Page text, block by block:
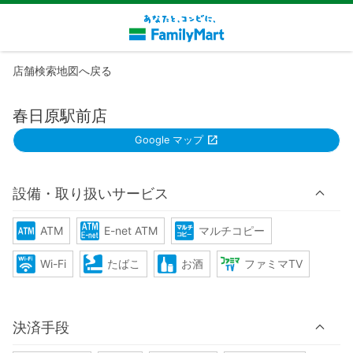
店舗検索地図へ戻る
春日原駅前店
Google マップ
設備・取り扱いサービス
ATM E-net ATM マルチコピー
Wi-Fi たばこ お酒 ファミマTV
決済手段